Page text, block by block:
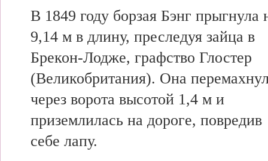
В 1849 году борзая Бэнг прыгнула
9,14 м в длину, преследуя зайца в
Брекон-Лодже, графство Глостер
(Великобритания). Она
через ворота высотой 1,4 м и
приземлилась на дороге, повредив
себе лапу.